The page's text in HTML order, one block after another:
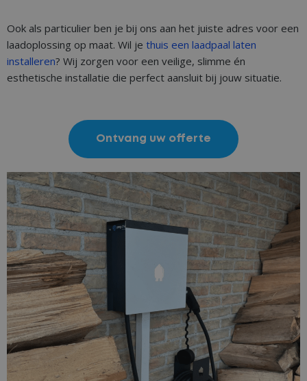
Ook als particulier ben je bij ons aan het juiste adres voor een
laadoplossing op maat. Wil je thuis een laadpaal laten
installeren? Wij zorgen voor een veilige, slimme én
esthetische installatie die perfect aansluit bij jouw situatie.
Ontvang uw offerte